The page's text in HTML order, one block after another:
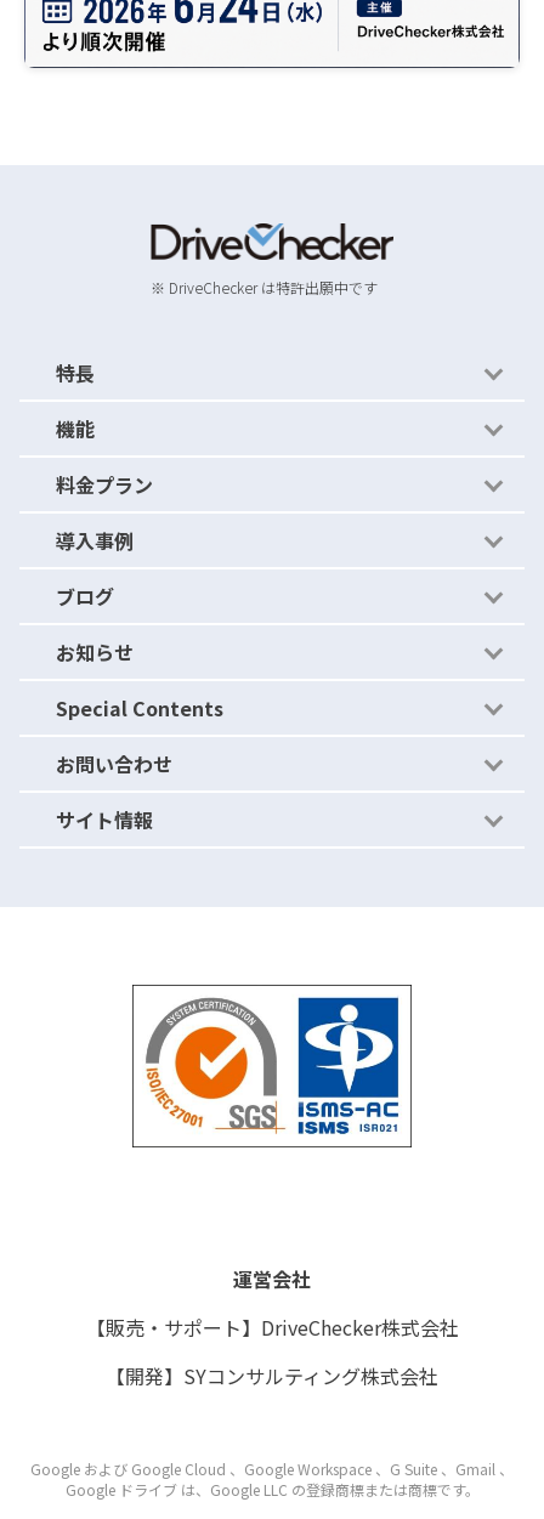
※ DriveChecker は特許出願中です
特長
かんたん運用
かんたんルール
ストレージ比較
アクティビティアーカイブ
運用体制（セキュリティ）
機能
機能紹介
- セキュリティの穴を見つける
- セキュリティの穴をふさぐ
- セキュリティの穴を作らない
料金プラン
料金プラン
導入事例
導入事例
ブログ
ブログ
お知らせ
ニュース・リリース
Special Contents
ご紹介キャンペーン
パートナープログラム
お問い合わせ
よくあるご質問
無料トライアル
サイト情報
個人情報保護方針
運営会社
【販売・サポート】DriveChecker株式会社
【開発】SYコンサルティング株式会社
Google および Google Cloud 、Google Workspace 、G Suite 、Gmail 、
Google ドライブ は、Google LLC の登録商標または商標です。